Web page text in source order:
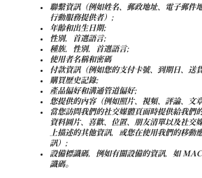
聯繫資訊（例如姓名、郵政地址、電子郵件
行動服務提供者）;
年齡和出生日期;
性別，首選語言;
種族，性別，首選語言;
使用者名稱和密碼
付款資訊（例如您的支付卡號、到期日、送
購買歷史記錄;
產品偏好和溝通管道偏好;
您提供的內容（例如照片、視頻、評論、文
當您訪問我們的社交媒體頁面時提供給我們
資料圖片、喜歡、位置、朋友清單以及社交
上描述的其他資訊，或您在使用我們的移動
訊）;
設備標識碼，例如有關設備的資訊，如
識碼。